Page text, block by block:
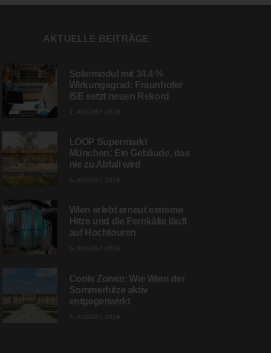
AKTUELLE BEITRÄGE
Solarmodul mit 34,4 %
Wirkungsgrad: Fraunhofer
ISE setzt neuen Rekord
LOOP Supermarkt
München: Ein Gebäude, das
nie zu Abfall wird
Wien erlebt erneut extreme
Hitze und die Fernkälte läuft
auf Hochtouren
Coole Zonen: Wie Wien der
Sommerhitze aktiv
entgegenwirkt